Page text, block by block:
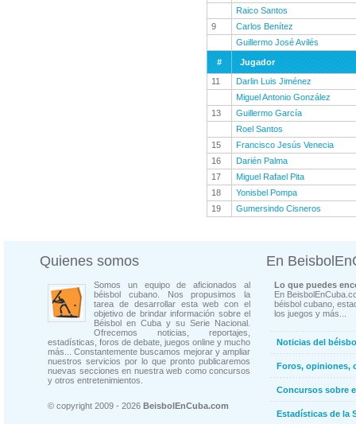
Raico Santos
9
Carlos Benítez
Guillermo José Avilés
#
Jugador
11
Darlin Luis Jiménez
Miguel Antonio González
13
Guillermo García
Roel Santos
15
Francisco Jesús Venecia
16
Darién Palma
17
Miguel Rafael Pita
18
Yonisbel Pompa
19
Gumersindo Cisneros
Quienes somos
Somos un equipo de aficionados al
béisbol cubano. Nos propusimos la
tarea de desarrollar esta web con el
objetivo de brindar información sobre el
Béisbol en Cuba y su Serie Nacional.
Ofrecemos noticias, reportajes,
estadísticas, foros de debate, juegos online y mucho
más... Constantemente buscamos mejorar y ampliar
nuestros servicios por lo que pronto publicaremos
nuevas secciones en nuestra web como concursos
y otros entretenimientos.
© copyright 2009 - 2026 BeisbolEnCuba.com
En
Lo que puedes
En
béisbol cubano,
los juegos y más...
Noticias del
Foros, opiniones,
Concursos sobre
Estadísticas de la